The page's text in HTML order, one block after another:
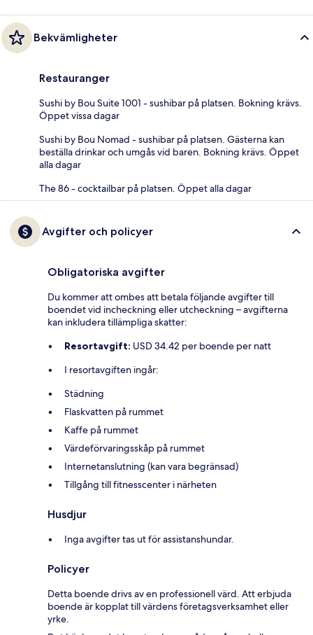
Bekvämligheter
Restauranger
Sushi by Bou Suite 1001 - sushibar på platsen. Bokning krävs.
Öppet vissa dagar
Sushi by Bou Nomad - sushibar på platsen. Gästerna kan
beställa drinkar och umgås vid baren. Bokning krävs. Öppet
alla dagar
The 86 - cocktailbar på platsen. Öppet alla dagar
Avgifter och policyer
Obligatoriska avgifter
Du kommer att ombes att betala följande avgifter till
boendet vid incheckning eller utcheckning – avgifterna
kan inkludera tillämpliga skatter:
Resortavgift: USD 34.42 per boende per natt
I resortavgiften ingår:
Städning
Flaskvatten på rummet
Kaffe på rummet
Värdeförvaringsskåp på rummet
Internetanslutning (kan vara begränsad)
Tillgång till fitnesscenter i närheten
Husdjur
Inga avgifter tas ut för assistanshundar.
Policyer
Detta boende drivs av en professionell värd. Att erbjuda
boende är kopplat till värdens företagsverksamhet eller
yrke.